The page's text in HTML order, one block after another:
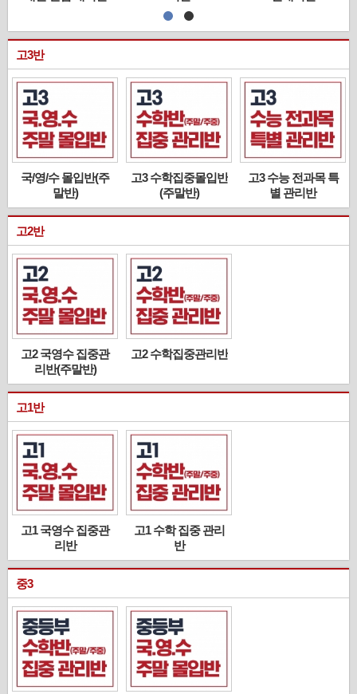
고3반
국/영/수 몰입반(주
말반)
고3 수학집중몰입반
(주말반)
고3 수능 전과목 특
별 관리반
고2반
고2 국영수 집중관
리반(주말반)
고2 수학집중관리반
고1반
고1 국영수 집중관
리반
고1 수학 집중 관리
반
중3